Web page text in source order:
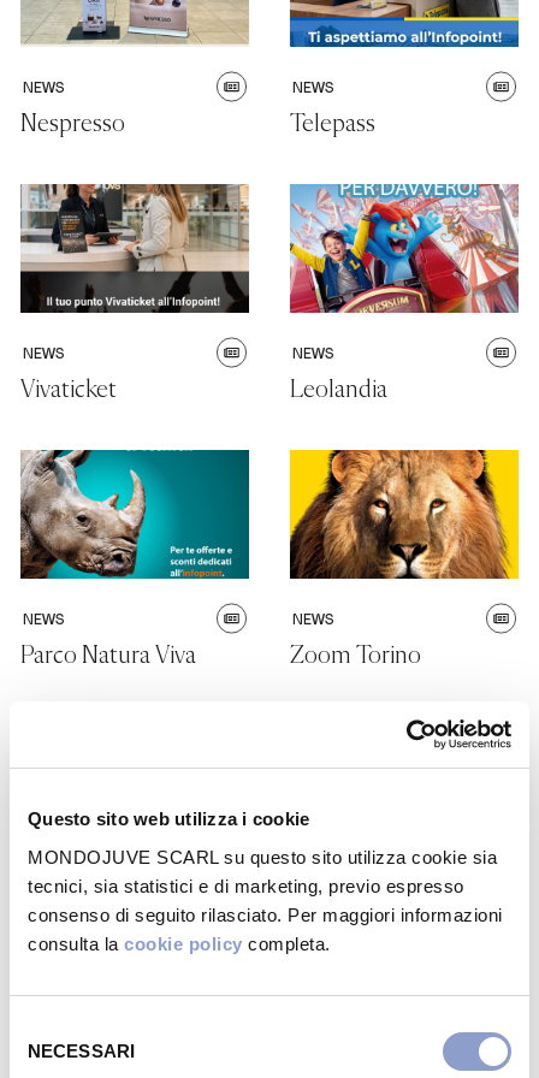
Questo sito web utilizza i cookie
MONDOJUVE SCARL su questo sito utilizza cookie sia
tecnici, sia statistici e di marketing, previo espresso
consenso di seguito rilasciato. Per maggiori informazioni
consulta la cookie policy completa.
delNECESSARI
NEWS
Nespresso
NEWS
Telepass
NEWS
Vivaticket
NEWS
Leolandia
NEWS
Parco Natura Viva
NEWS
Zoom Torino
NEWS
Nuova apertura:
Pandora
NEWS
Vivaticket al
MondoJuve Shopping